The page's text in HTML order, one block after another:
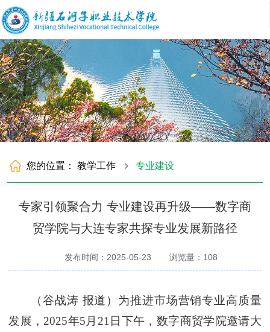
您的位置：教学工作 专业建设
专家引领聚合力 专业建设再升级——数字商
贸学院与大连专家共探专业发展新路径
发布时间：2025-05-23 浏览量： 108
（谷战涛 报道）为推进市场营销专业高质量
发展， 2025年5月21日下午，数字商贸学院邀请大